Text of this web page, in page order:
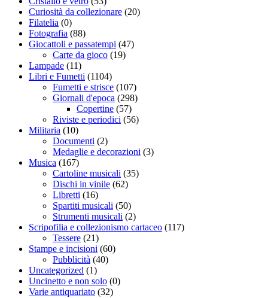
Curiosità da collezionare (20)
Filatelia (0)
Fotografia (88)
Giocattoli e passatempi (47)
Carte da gioco (19)
Lampade (11)
Libri e Fumetti (1104)
Fumetti e strisce (107)
Giornali d'epoca (298)
Copertine (57)
Riviste e periodici (56)
Militaria (10)
Documenti (2)
Medaglie e decorazioni (3)
Musica (167)
Cartoline musicali (35)
Dischi in vinile (62)
Libretti (16)
Spartiti musicali (50)
Strumenti musicali (2)
Scripofilia e collezionismo cartaceo (117)
Tessere (21)
Stampe e incisioni (60)
Pubblicità (40)
Uncategorized (1)
Uncinetto e non solo (0)
Varie antiquariato (32)